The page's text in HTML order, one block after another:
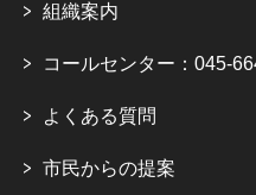
組織案内
コールセンター：045-
よくある質問
市民からの提案